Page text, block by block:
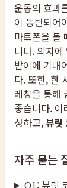
운동의 효과
이 동반되어
마트폰을 볼
니다. 의자
받이에 기대
다. 또한, 한
레칭을 통해
좋습니다.
성하고,뷰릿
자주 묻는
Q1: 뷰릿